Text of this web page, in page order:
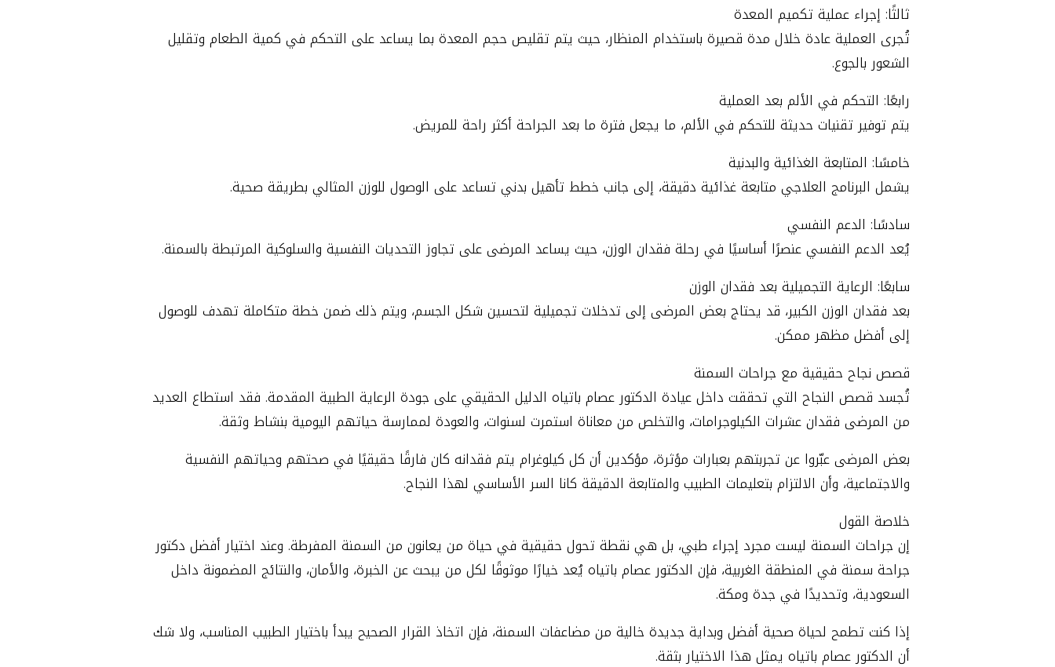
ثالثًا: إجراء عملية تكميم المعدة
تُجرى العملية عادة خلال مدة قصيرة باستخدام المنظار، حيث يتم تقليص حجم المعدة بما يساعد على التحكم في كمية الطعام وتقليل
الشعور بالجوع.
رابعًا: التحكم في الألم بعد العملية
يتم توفير تقنيات حديثة للتحكم في الألم، ما يجعل فترة ما بعد الجراحة أكثر راحة للمريض.
خامسًا: المتابعة الغذائية والبدنية
يشمل البرنامج العلاجي متابعة غذائية دقيقة، إلى جانب خطط تأهيل بدني تساعد على الوصول للوزن المثالي بطريقة صحية.
سادسًا: الدعم النفسي
يُعد الدعم النفسي عنصرًا أساسيًا في رحلة فقدان الوزن، حيث يساعد المرضى على تجاوز التحديات النفسية والسلوكية المرتبطة بالسمنة.
سابعًا: الرعاية التجميلية بعد فقدان الوزن
بعد فقدان الوزن الكبير، قد يحتاج بعض المرضى إلى تدخلات تجميلية لتحسين شكل الجسم، ويتم ذلك ضمن خطة متكاملة تهدف للوصول
إلى أفضل مظهر ممكن.
قصص نجاح حقيقية مع جراحات السمنة
تُجسد قصص النجاح التي تحققت داخل عيادة الدكتور عصام باتياه الدليل الحقيقي على جودة الرعاية الطبية المقدمة. فقد استطاع العديد
من المرضى فقدان عشرات الكيلوجرامات، والتخلص من معاناة استمرت لسنوات، والعودة لممارسة حياتهم اليومية بنشاط وثقة.
بعض المرضى عبّروا عن تجربتهم بعبارات مؤثرة، مؤكدين أن كل كيلوغرام يتم فقدانه كان فارقًا حقيقيًا في صحتهم وحياتهم النفسية
والاجتماعية، وأن الالتزام بتعليمات الطبيب والمتابعة الدقيقة كانا السر الأساسي لهذا النجاح.
خلاصة القول
إن جراحات السمنة ليست مجرد إجراء طبي، بل هي نقطة تحول حقيقية في حياة من يعانون من السمنة المفرطة. وعند اختيار أفضل دكتور
جراحة سمنة في المنطقة الغربية، فإن الدكتور عصام باتياه يُعد خيارًا موثوقًا لكل من يبحث عن الخبرة، والأمان، والنتائج المضمونة داخل
السعودية، وتحديدًا في جدة ومكة.
إذا كنت تطمح لحياة صحية أفضل وبداية جديدة خالية من مضاعفات السمنة، فإن اتخاذ القرار الصحيح يبدأ باختيار الطبيب المناسب، ولا شك
أن الدكتور عصام باتياه يمثل هذا الاختيار بثقة.